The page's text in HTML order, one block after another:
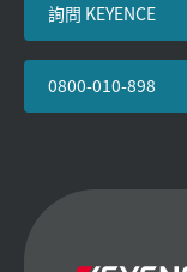
詢問 KEYENCE
0800-010-898